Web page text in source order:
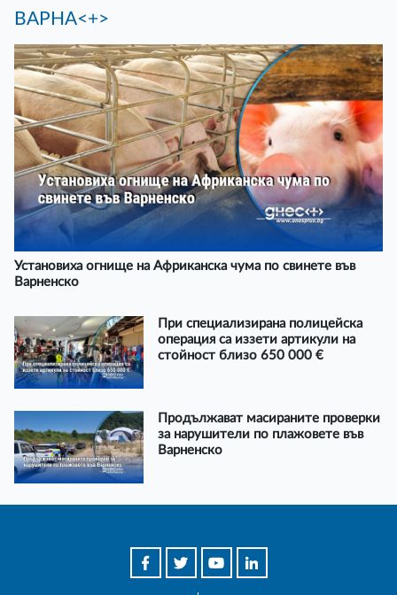
ВАРНА<+>
Установиха огнище на Африканска чума по свинете във
Варненско
При специализирана полицейска
операция са иззети артикули на
стойност близо 650 000 €
Продължават масираните проверки
за нарушители по плажовете във
Варненско